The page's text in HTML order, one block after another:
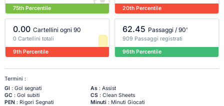
75th Percentile
20th Percentile
0.00 Cartellini ogni 90
0 Cartellini totali
9th Percentile
62.45 Passaggi / 90'
909 Passaggi registrati
96th Percentile
Termini :
Gl : Gol segnati As: Assist
GC : Gol subiti CS: Clean Sheets
PEN: Rigori Segnati Minuti : Minuti Giocati